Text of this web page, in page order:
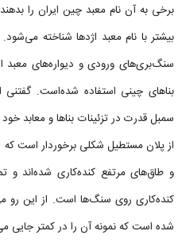
برخی به آن نام معبد چین ایران را
بیشتر با نام معبد اژدها شناخته
سنگ‌بری‌های ورودی و دیواره‌های معبد
بناهای چینی استفاده شده‌است.
سمبل قدرت در تزئینات بناها و معابد
از پلان مستطیل شکلی برخوردار است
و طاق‌های مرتفع کنده‌کاری شده‌اند و
کنده‌کاری روی سنگ‌ها است. از این رو
شده‌ است که نمونه آن را در کمتر جایی